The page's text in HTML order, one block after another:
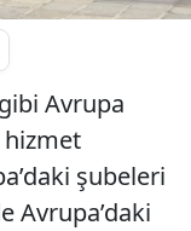
Avrupa
hizmet
şubeleri
Avrupa’daki